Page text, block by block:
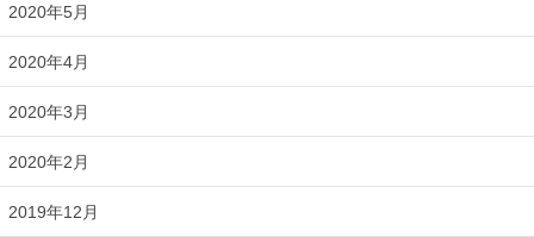
2020年5月
2020年4月
2020年3月
2020年2月
2019年12月